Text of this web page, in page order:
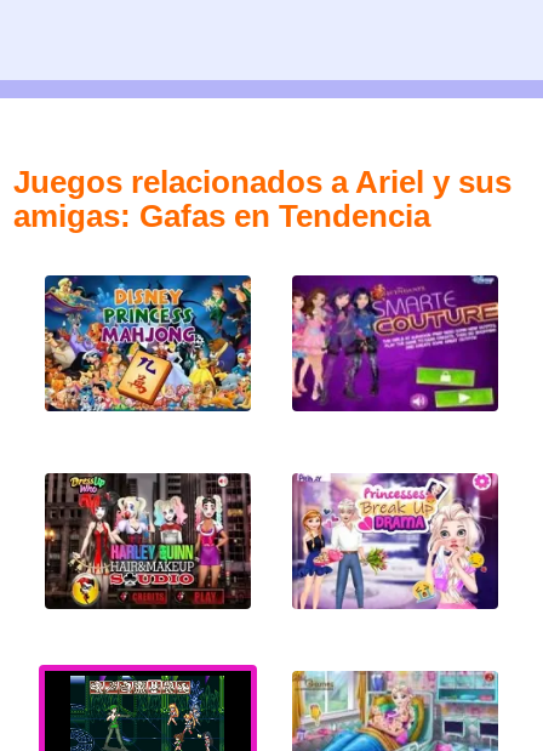
Juegos relacionados a Ariel y sus
amigas: Gafas en Tendencia